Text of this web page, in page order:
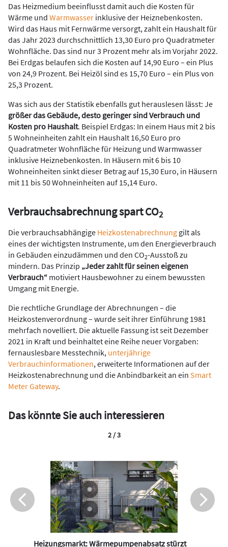
Das Heizmedium beeinflusst damit auch die Kosten für
Wärme und Warmwasser inklusive der Heiznebenkosten.
Wird das Haus mit Fernwärme versorgt, zahlt ein Haushalt für
das Jahr 2023 durchschnittlich 13,30 Euro pro Quadratmeter
Wohnfläche. Das sind nur 3 Prozent mehr als im Vorjahr 2022.
Bei Erdgas belaufen sich die Kosten auf 14,90 Euro – ein Plus
von 24,9 Prozent. Bei Heizöl sind es 15,70 Euro – ein Plus von
25,3 Prozent.
Was sich aus der Statistik ebenfalls gut herauslesen lässt: Je
größer das Gebäude, desto geringer sind Verbrauch und
Kosten pro Haushalt. Beispiel Erdgas: In einem Haus mit 2 bis
5 Wohneinheiten zahlt ein Haushalt 16,50 Euro pro
Quadratmeter Wohnfläche für Heizung und Warmwasser
inklusive Heiznebenkosten. In Häusern mit 6 bis 10
Wohneinheiten sinkt dieser Betrag auf 15,30 Euro, in Häusern
mit 11 bis 50 Wohneinheiten auf 15,14 Euro.
Verbrauchsabrechnung spart CO2
Die verbrauchsabhängige Heizkostenabrechnung gilt als
eines der wichtigsten Instrumente, um den Energieverbrauch
in Gebäuden einzudämmen und den CO2-Ausstoß zu
mindern. Das Prinzip „Jeder zahlt für seinen eigenen
Verbrauch“ motiviert Hausbewohner zu einem bewussten
Umgang mit Energie.
Die rechtliche Grundlage der Abrechnungen – die
Heizkostenverordnung – wurde seit ihrer Einführung 1981
mehrfach novelliert. Die aktuelle Fassung ist seit Dezember
2021 in Kraft und beinhaltet eine Reihe neuer Vorgaben:
fernauslesbare Messtechnik, unterjährige
Verbrauchinformationen, erweiterte Informationen auf der
Heizkostenabrechnung und die Anbindbarkeit an ein Smart
Meter Gateway.
Das könnte Sie auch interessieren
Heizungsmarkt: Wärmepumpenabsatz stürzt
2 / 3